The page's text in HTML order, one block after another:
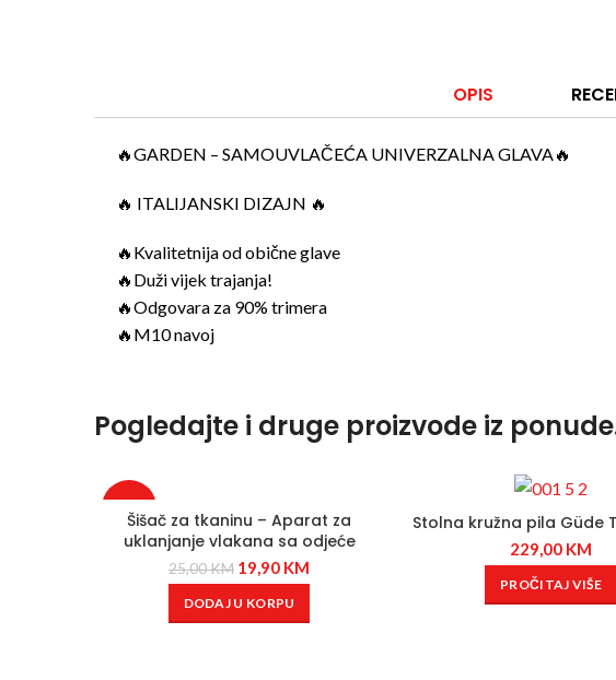
OPIS
🔥GARDEN – SAMOUVLAČEĆA UNIVERZALNA GLAVA🔥
🔥 ITALIJANSKI DIZAJN 🔥
🔥Kvalitetnija od obične glave
🔥Duži vijek trajanja!
🔥Odgovara za 90% trimera
🔥M10 navoj
Pogledajte i druge proizvode iz
Šišač za tkaninu – Aparat za
uklanjanje vlakana sa odjeće
25,00KM 19,90 KM
DODAJ U KORPU
Stolna kružna pila Güde
229,00 KM
PROČITAJ VIŠE